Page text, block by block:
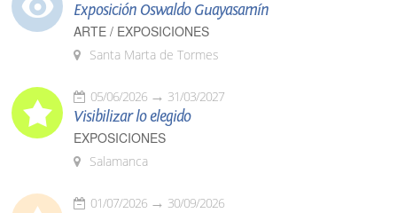
Exposición Oswaldo Guayasamín
ARTE / EXPOSICIONES
Santa Marta de Tormes
05/06/2026 31/03/2027
Visibilizar lo elegido
EXPOSICIONES
Salamanca
01/07/2026 30/09/2026